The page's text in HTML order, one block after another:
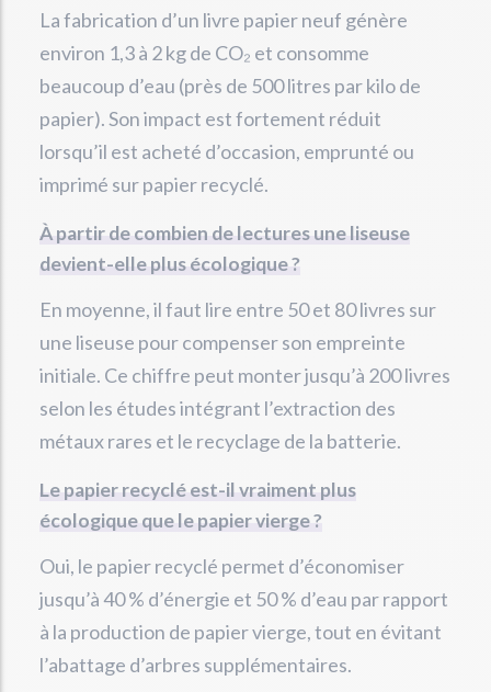
La fabrication d’un livre papier neuf génère
environ 1,3 à 2 kg de CO₂ et consomme
beaucoup d’eau (près de 500 litres par kilo de
papier). Son impact est fortement réduit
lorsqu’il est acheté d’occasion, emprunté ou
imprimé sur papier recyclé.
À partir de combien de lectures une liseuse
devient-elle plus écologique ?
En moyenne, il faut lire entre 50 et 80 livres sur
une liseuse pour compenser son empreinte
initiale. Ce chiffre peut monter jusqu’à 200 livres
selon les études intégrant l’extraction des
métaux rares et le recyclage de la batterie.
Le papier recyclé est-il vraiment plus
écologique que le papier vierge ?
Oui, le papier recyclé permet d’économiser
jusqu’à 40 % d’énergie et 50 % d’eau par rapport
à la production de papier vierge, tout en évitant
l’abattage d’arbres supplémentaires.